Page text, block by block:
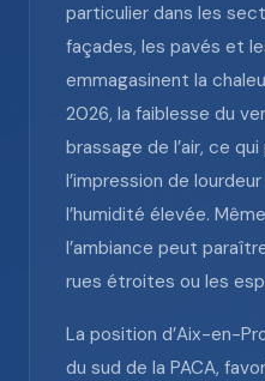
particulier dans les
façades, les pavés et
emmagasinent la
2026, la faiblesse du
brassage de l’air, ce
l’impression de
l’humidité élevée.
l’ambiance peut
rues étroites ou les
La position d’Aix-en-
du sud de la PACA,